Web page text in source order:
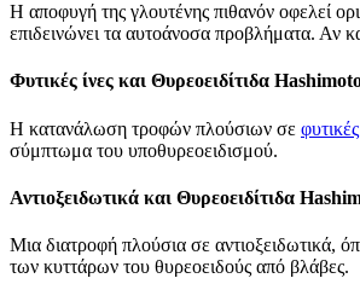
Η αποφυγή της γλουτένης πιθανόν οφελεί
επιδεινώνει τα αυτοάνοσα προβλήματα. Αν
Φυτικές ίνες και Θυρεοειδίτιδα
Η κατανάλωση τροφών πλούσιων σε
σύμπτωμα του υποθυρεοειδισμού.
Αντιοξειδωτικά και Θυρεοειδίτιδα
Μια διατροφή πλούσια σε αντιοξειδωτικά,
των κυττάρων του θυρεοειδούς από βλάβες.